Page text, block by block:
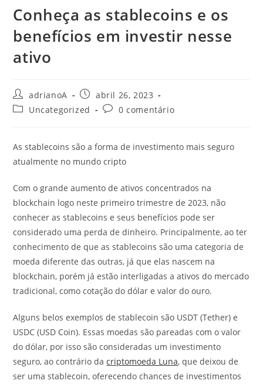
Conheça as stablecoins e os
benefícios em investir nesse
ativo
Autor
do
post:
adrianoA
Post
publicado:
abril 26, 2023
Categoria
Uncategorized
Comentários
0 comentário
As stablecoins são a forma de investimento mais seguro
atualmente no mundo cripto
Com o grande aumento de ativos concentrados na
blockchain logo neste primeiro trimestre de 2023, não
conhecer as stablecoins e seus benefícios pode ser
considerado uma perda de dinheiro. Principalmente, ao ter
conhecimento de que as stablecoins são uma categoria de
moeda diferente das outras, já que elas nascem na
blockchain, porém já estão interligadas a ativos do mercado
tradicional, como cotação do dólar e valor do ouro.
Alguns belos exemplos de stablecoin são USDT (Tether) e
USDC (USD Coin). Essas moedas são pareadas com o valor
do dólar, por isso são consideradas um investimento
seguro, ao contrário dacriptomoeda Luna, que deixou de
ser uma stablecoin, oferecendo chances de investimentos